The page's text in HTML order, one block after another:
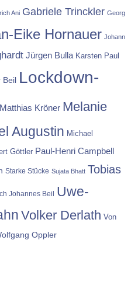
Ani Gabriele Trinckler Georg
Eike Hornauer Johann
Jürgen Bulla Karsten Paul
Beil Lockdown-
Matthias Kröner Melanie
Augustin Michael
Göttler Paul-Henri Campbell
Starke Stücke Sujata Bhatt Tobias
Johannes Beil
Uwe-
Volker Derlath Von
Oppler